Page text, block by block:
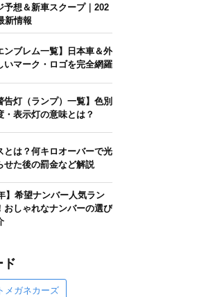
予想＆新車スクープ｜202
新情報
ンブレム一覧】日本車＆外
いマーク・ロゴを完全網羅
告灯（ランプ）一覧】色別
・表示灯の意味とは？
とは？何キロオーバーで光
せた後の罰金など解説
】希望ナンバー人気ラン
おしゃれなナンバーの選び
ド
メガネカーズ